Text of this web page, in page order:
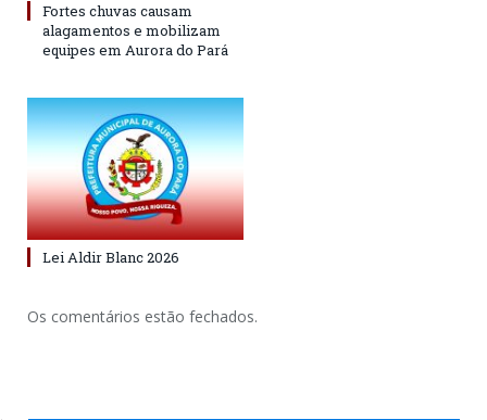
Fortes chuvas causam
alagamentos e mobilizam
equipes em Aurora do Pará
Lei Aldir Blanc 2026
Os comentários estão fechados.